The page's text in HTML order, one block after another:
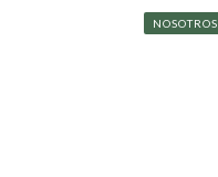
NOSOTROS